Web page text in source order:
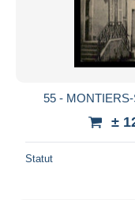
55 -
±
Statut